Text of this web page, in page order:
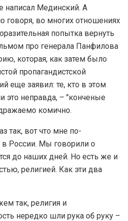
написал Мединский. А
говоря, во многих отношениях
попытка вернуть
про генерала Панфилова
которая, как затем было
пропагандистской
еще заявил: те, кто в этом
это неправда, – "конченые
комично.
так, вот что мне по-
в России. Мы говорили о
до наших дней. Но есть же и
религией. Как эти два
так, религия и
нередко шли рука об руку –